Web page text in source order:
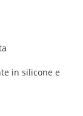
in silicone e